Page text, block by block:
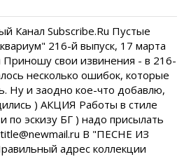
Канал Subscribe.Ru Пустые
216-й выпуск, 17 марта
Приношу свои извинения - в 216-
несколько ошибок, которые
Ну и заодно кое-что добавлю,
) АКЦИЯ Работы в стиле
по эскизу БГ ) надо присылать
В "ПЕСНЕ ИЗ
адрес коллекции